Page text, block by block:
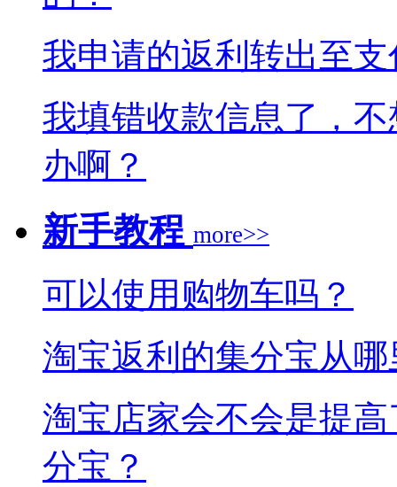
我申请的返利转出至
我填错收款信息了，
办啊？
新手教程 more>>
可以使用购物车吗？
淘宝返利的集分宝从
淘宝店家会不会是提
分宝？